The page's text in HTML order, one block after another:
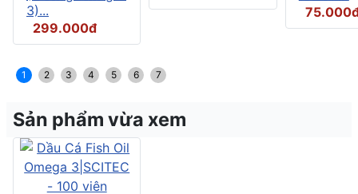
3)...
299.000đ
1 2 3 4 5 6 7
Sản phẩm vừa xem